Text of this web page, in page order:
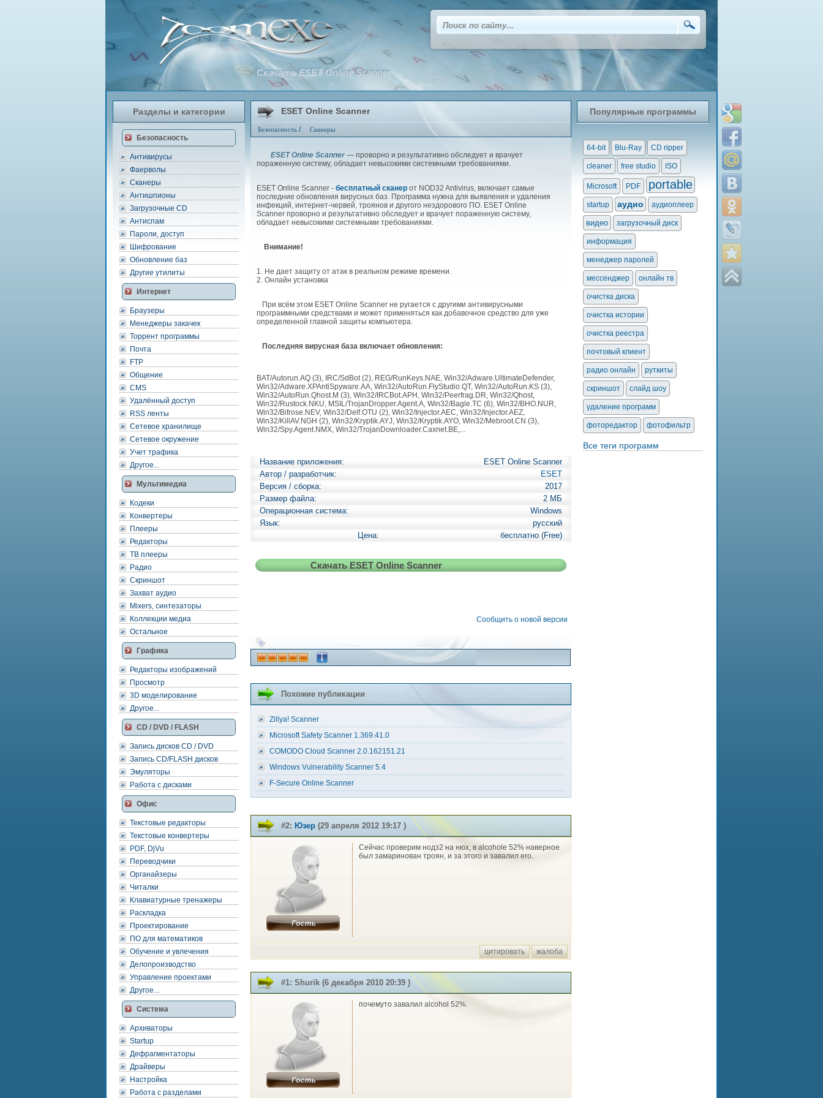
Разделы и категории
Безопасность
Антивирусы
Фаерволы
Сканеры
Антишпионы
Загрузочные CD
Антиспам
Пароли, доступ
Шифрование
Обновление баз
Другие утилиты
Интернет
Браузеры
Менеджеры закачек
Торрент программы
Почта
FTP
Общение
CMS
Удалённый доступ
RSS ленты
Сетевое хранилище
Сетевое окружение
Учет трафика
Другое...
Мультимедиа
Кодеки
Конвертеры
Плееры
Редакторы
ТВ плееры
Радио
Скриншот
Захват аудио
Mixers, синтезаторы
Коллекции медиа
Остальное
Графика
Редакторы изображений
Просмотр
3D моделирование
Другое...
CD / DVD / FLASH
Запись дисков CD / DVD
Запись CD/FLASH дисков
Эмуляторы
Работа с дисками
Офис
Текстовые редакторы
Текстовые конвертеры
PDF, DjVu
Переводчики
Органайзеры
Читалки
Клавиатурные тренажеры
Раскладка
Проектирование
ПО для математиков
Обучение и увлечения
Делопроизводство
Управление проектами
Другое...
Система
Архиваторы
Startup
Дефрагментаторы
Драйверы
Настройка
Работа с разделами
ESET Online Scanner
Безопасность / Сканеры
Скачать ESET Online Scanner
ESET Online Scanner — проворно и результативно обследует и врачует
пораженную систему, обладает невысокими системными требованиями.
ESET Online Scanner - бесплатный сканер от NOD32 Antivirus, включает самые
последние обновления вирусных баз. Программа нужна для выявления и удаления
инфекций, интернет-червей, троянов и другого нездорового ПО. ESET Online
Scanner проворно и результативно обследует и врачует пораженную систему,
обладает невысокими системными требованиями.
Внимание!
1. Не дает защиту от атак в реальном режиме времени.
2. Онлайн установка
При всём этом ESET Online Scanner не ругается с другими антивирусными
программными средствами и может применяться как добавочное средство для уже
определенной главной защиты компьютера.
Последняя вирусная база включает обновления:
BAT/Autorun.AQ (3), IRC/SdBot (2), REG/RunKeys.NAE, Win32/Adware.UltimateDefender,
Win32/Adware.XPAntiSpyware.AA, Win32/AutoRun.FlyStudio.QT, Win32/AutoRun.KS (3),
Win32/AutoRun.Qhost.M (3), Win32/IRCBot.APH, Win32/Peerfrag.DR, Win32/Qhost,
Win32/Rustock.NKU, MSIL/TrojanDropper.Agent.A, Win32/Bagle.TC (6), Win32/BHO.NUR,
Win32/Bifrose.NEV, Win32/Delf.OTU (2), Win32/Injector.AEC, Win32/Injector.AEZ,
Win32/KillAV.NGH (2), Win32/Kryptik.AYJ, Win32/Kryptik.AYO, Win32/Mebroot.CN (3),
Win32/Spy.Agent.NMX, Win32/TrojanDownloader.Caxnet.BE,...
Название приложения:
ESET Online Scanner
Автор / разработчик:
ESET
Версия / сборка:
2017
Размер файла:
2 МБ
Операционная система:
Windows
Язык:
русский
Цена:
бесплатно (Free)
Скачать ESET Online Scanner
Сообщить о новой версии
Похожие публикации
Zillya! Scanner
Microsoft Safety Scanner 1.369.41.0
COMODO Cloud Scanner 2.0.162151.21
Windows Vulnerability Scanner 5.4
F-Secure Online Scanner
#2: Юзер (29 апреля 2012 19:17 )
Сейчас проверим нодз2 на нюх, в alcohole 52% наверное
был замаринован троян, и за этого и завалил его.
цитировать жалоба
#1: Shurik (6 декабря 2010 20:39 )
почемуто завалил alcohol 52%.
Популярные программы
64-bit Blu-Ray CD ripper
cleaner free studio ISO
Microsoft PDF portable
startup аудио аудиоплеер
видео загрузочный диск
информация
менеджер паролей
мессенджер онлайн тв
очистка диска
очистка истории
очистка реестра
почтовый клиент
радио онлайн руткиты
скриншот слайд шоу
удаление программ
фоторедактор фотофильтр
Все теги программ